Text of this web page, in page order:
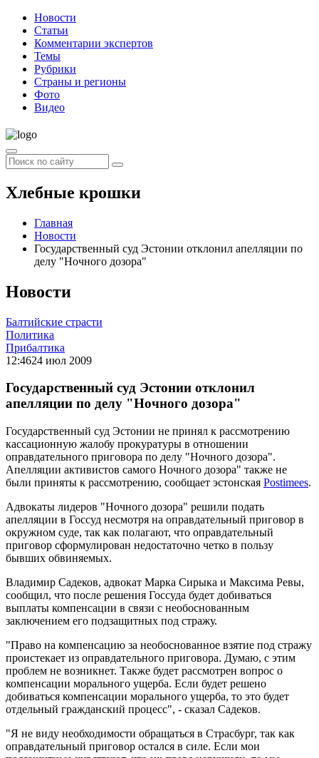
Новости
Статьи
Комментарии экспертов
Темы
Рубрики
Страны и регионы
Фото
Видео
Хлебные крошки
Главная
Новости
Государственный суд Эстонии отклонил апелляции по
делу "Ночного дозора"
Новости
Балтийские страсти
Политика
Прибалтика
12:4624 июл 2009
Государственный суд Эстонии отклонил
апелляции по делу "Ночного дозора"
Государственный суд Эстонии не принял к рассмотрению
кассационную жалобу прокуратуры в отношении
оправдательного приговора по делу "Ночного дозора".
Апелляции активистов самого Ночного дозора" также не
были приняты к рассмотрению, сообщает эстонская Postimees.
Адвокаты лидеров "Ночного дозора" решили подать
апелляции в Госсуд несмотря на оправдательный приговор в
окружном суде, так как полагают, что оправдательный
приговор сформулирован недостаточно четко в пользу
бывших обвиняемых.
Владимир Садеков, адвокат Марка Сирыка и Максима Ревы,
сообщил, что после решения Госсуда будет добиваться
выплаты компенсации в связи с необоснованным
заключением его подзащитных под стражу.
"Право на компенсацию за необоснованное взятие под стражу
проистекает из оправдательного приговора. Думаю, с этим
проблем не возникнет. Также будет рассмотрен вопрос о
компенсации морального ущерба. Если будет решено
добиваться компенсации морального ущерба, то это будет
отдельный гражданский процесс", - сказал Садеков.
"Я не виду необходимости обращаться в Страсбург, так как
оправдательный приговор остался в силе. Если мои